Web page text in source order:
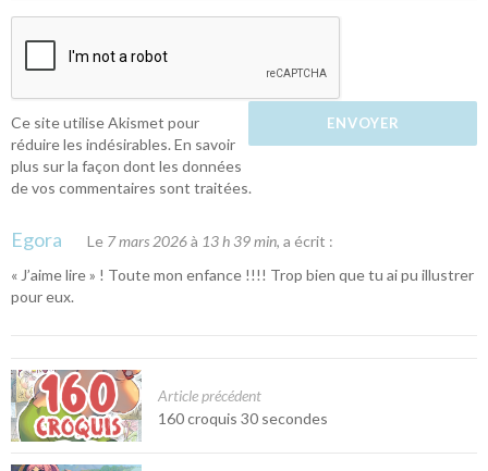
Ce site utilise Akismet pour
réduire les indésirables. En savoir
plus sur la façon dont les données
de vos commentaires sont traitées.
Egora Le 7 mars 2026à 13 h 39 min, a écrit :
« J’aime lire » ! Toute mon enfance !!!! Trop bien que tu ai pu illustrer
pour eux.
Article précédent
160 croquis 30 secondes